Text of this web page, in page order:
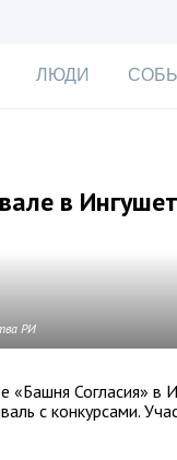
ЛЮДИ
в
РИ
«Башня Согласия» в
с конкурсами.